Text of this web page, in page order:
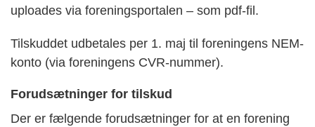
uploades via foreningsportalen – som pdf-fil.
Tilskuddet udbetales per 1. maj til foreningens NEM-
konto (via foreningens CVR-nummer).
Forudsætninger for tilskud
Der er fælgende forudsætninger for at en forening